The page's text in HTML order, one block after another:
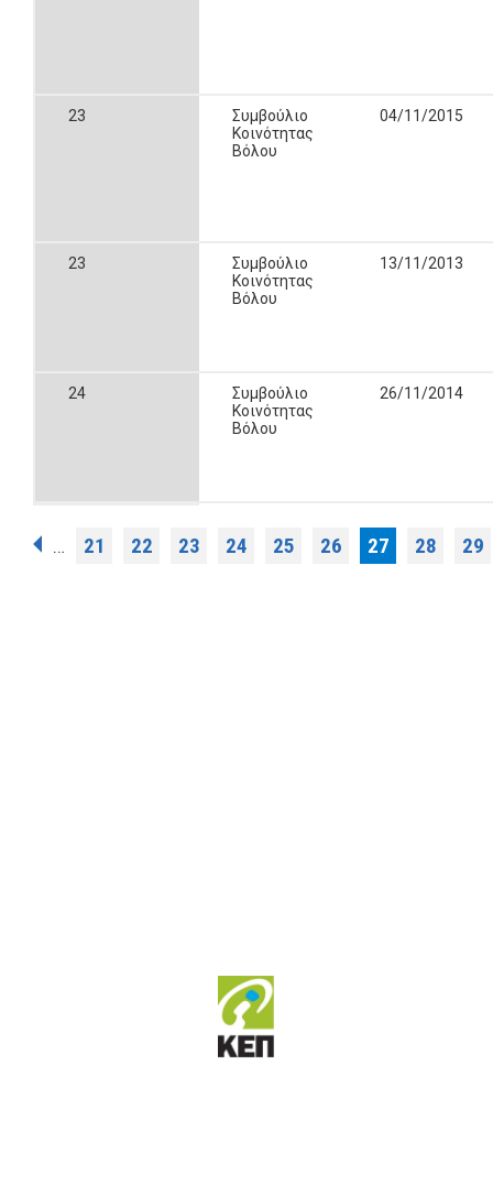
23
Συμβούλιο
Κοινότητας
Βόλου
04/11/2015
23
Συμβούλιο
Κοινότητας
Βόλου
13/11/2013
24
Συμβούλιο
Κοινότητας
Βόλου
26/11/2014
Σελίδες
… 21 22 23 24 25 26 27 28 29